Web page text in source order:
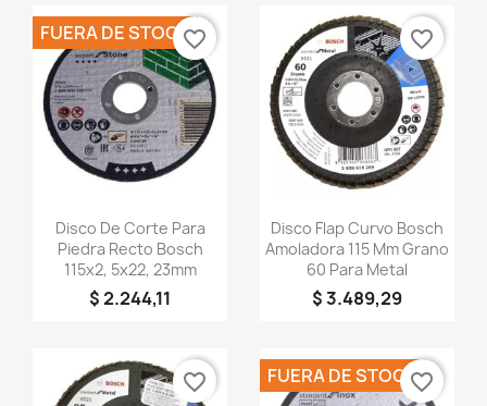
Vista rápida
Disco De Corte Para
Piedra Recto Bosch
115x2, 5x22, 23mm
$ 2.244,11
FUERA DE STOCKfavorite_border
Vista rápida
Disco Flap Curvo Bosch
Amoladora 115 Mm Grano
60 Para Metal
$ 3.489,29
favorite_border
favorite_border FUERA DE STOCKfavorite_border